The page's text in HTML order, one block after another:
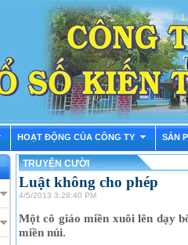
HOẠT ĐỘNG CỦA CÔNG TY SẢN
TRUYỆN CƯỜI
Luật không cho phép
4/5/2013 3:28:40 PM
Một cô giáo miền xuôi lên dạy
miền núi.